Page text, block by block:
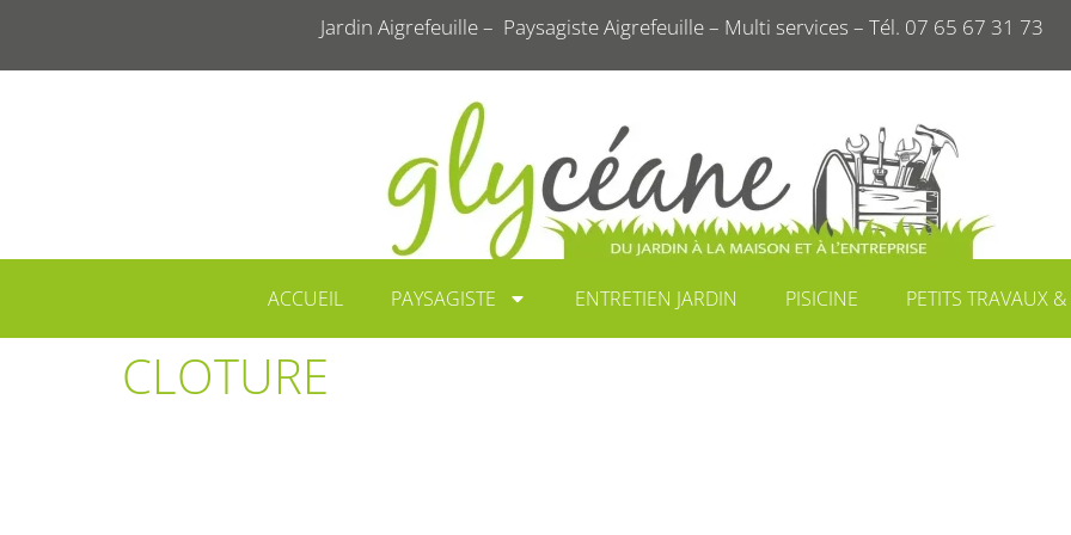
Jardin Aigrefeuille – Paysagiste Aigrefeuille – Multi services – Tél. 07 65 67 31 73
ACCUEIL PAYSAGISTE ENTRETIEN JARDIN PISICINE PETITS TRAVAUX
CLOTURE